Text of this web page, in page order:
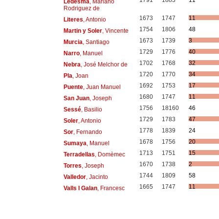
Rodriguez de
Literes , Antonio 1673 1747
11
Martin y Soler, Vincente 1754 1806
48
Murcia , Santiago 1673 1739
3
Narro, Manuel 1729 1776
40
Nebra , José Melchor de 1702 1768
32
Pla , Joan 1720 1770
34
Puente, Juan Manuel 1692 1753
17
San Juan, Joseph 1680 1747
11
Sessé, Basilio 1756 18160
46
Soler, Antonio 1729 1783
47
Sor, Fernando 1778 1839
24
Sumaya , Manuel 1678 1756
20
Terradellas , Domèmec 1713 1751
15
Torres , Joseph 1670 1738
2
Valledor, Jacinto 1744 1809
58
Valls I Galan, Francesc 1665 1747 11